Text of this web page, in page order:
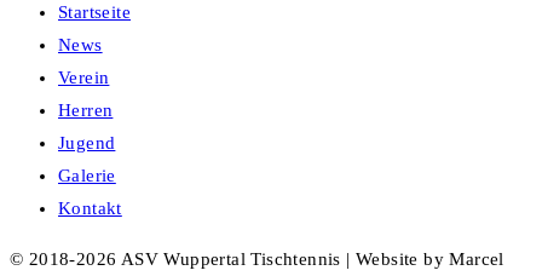
Startseite
News
Verein
Herren
Jugend
Galerie
Kontakt
© 2018-2026 ASV Wuppertal Tischtennis | Website by Marcel